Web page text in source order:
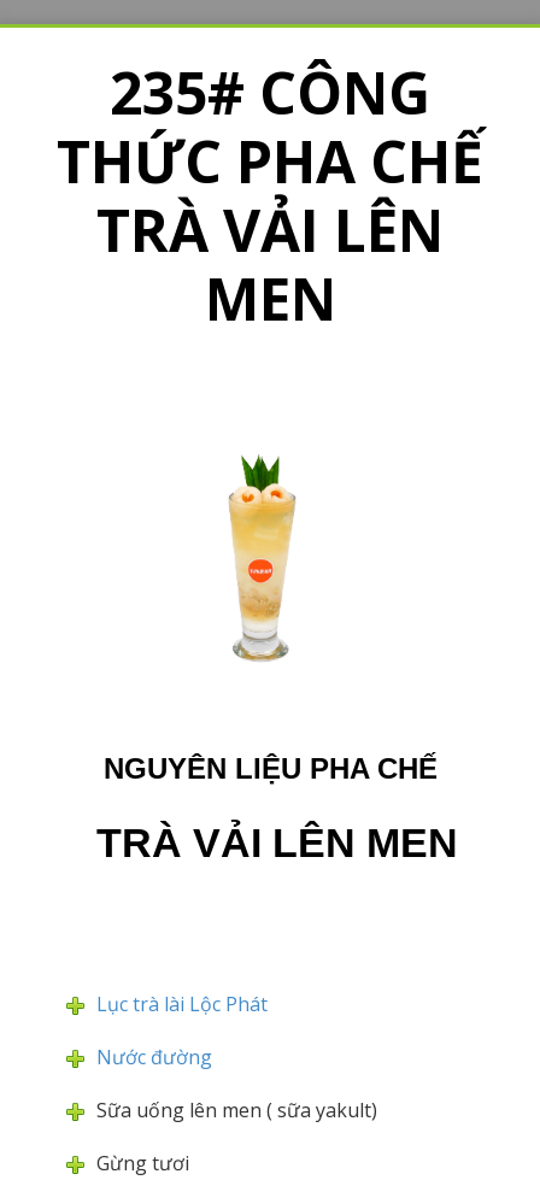
235# CÔNG
THỨC PHA CHẾ
TRÀ VẢI LÊN
MEN
NGUYÊN LIỆU PHA CHẾ
TRÀ VẢI LÊN MEN
Lục trà lài Lộc Phát
Nước đường
Sữa uống lên men ( sữa yakult)
Gừng tươi